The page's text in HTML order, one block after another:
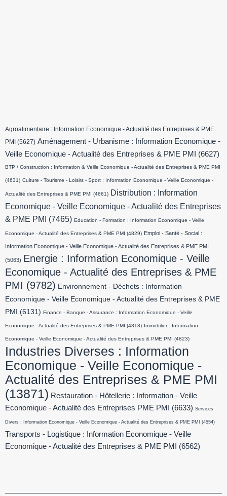
Agroalimentaire : Information Economique - Actualité des Entreprises & PME
PMI (5627) Aménagement - Urbanisme : Information Economique -
Veille Economique - Actualité des Entreprises & PME PMI
(6627)
BTP / Construction : Information & Veille Economique - Actualité des Entreprises & PME PMI
(4631) Culture - Tourisme - Loisirs - Sport : Information Economique - Veille Economique -
Actualité des Entreprises & PME PMI (4661) Distribution : Information
Economique - Veille Economique - Actualité des Entreprises
& PME PMI
(7465) Education - Formation : Information Economique - Veille
Economique - Actualité des Entreprises & PME PMI (4829) Emploi - Santé - Social :
Information Economique - Veille Economique - Actualité des Entreprises & PME PMI
(5063) Energie : Information Economique - Veille
Economique - Actualité des Entreprises & PME
PMI (9782) Environnement - Déchets : Information
Economique - Veille Economique - Actualité des Entreprises & PME
PMI
(6131) Finance - Banque - Assurance : Information Economique - Veille
Economique - Actualité des Entreprises & PME PMI (4818) Immobilier : Information
Economique - Veille Economique - Actualité des Entreprises & PME PMI (4823)
Industries Diverses : Information
Economique - Veille Economique -
Actualité des Entreprises & PME PMI
(13871) Restauration - Hôtellerie : Information - Veille
Economique - Actualité des Entreprises PME PMI
(6633) Services
Divers : Information Economique - Veille Economique - Actualité des Entreprises & PME PMI (4554)
Transports - Logistique : Information Economique - Veille
Economique - Actualité des Entreprises & PME PMI
(6562)